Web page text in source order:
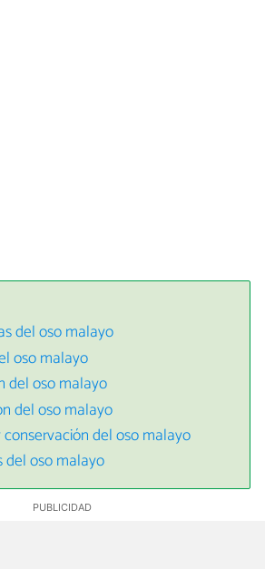
del oso malayo
oso malayo
del oso malayo
del oso malayo
del oso malayo
del oso malayo